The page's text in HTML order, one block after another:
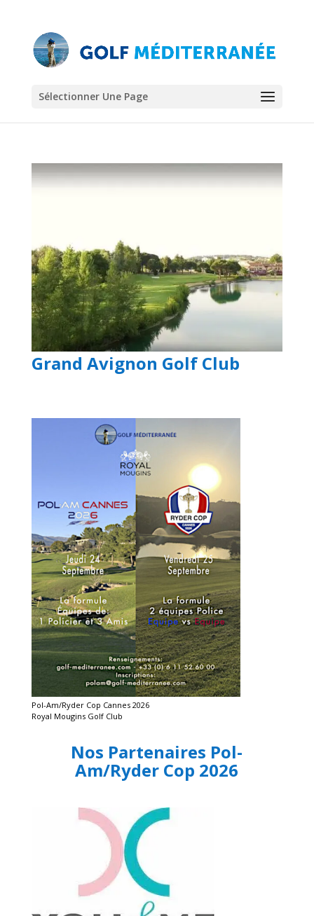
Sélectionner Une Page
Grand Avignon Golf Club
Pol-Am/Ryder Cop Cannes 2026
Royal Mougins Golf Club
Nos Partenaires Pol-
Am/Ryder Cop 2026